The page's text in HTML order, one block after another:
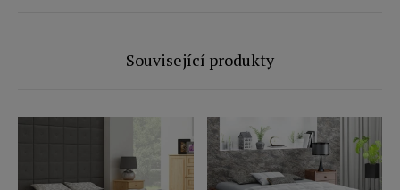
Související produkty